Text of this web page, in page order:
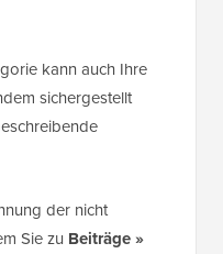
kann auch Ihre
sichergestellt
der nicht
Sie zu Beiträge»